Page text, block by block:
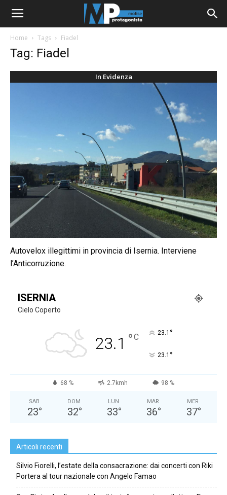
Home Tags Fiadel
Tag: Fiadel
In Evidenza
Autovelox illegittimi in provincia di Isernia. Interviene
l’Anticorruzione.
ISERNIA
Cielo Coperto
23.1 °C 23.1 °
23.1 °
68 % 2.7kmh 98 %
SAB
23°
DOM
32°
LUN
33°
MAR
36°
MER
37°
Articoli recenti
Silvio Fiorelli, l’estate della consacrazione: dai concerti con Riki
Portera al tour nazionale con Angelo Famao